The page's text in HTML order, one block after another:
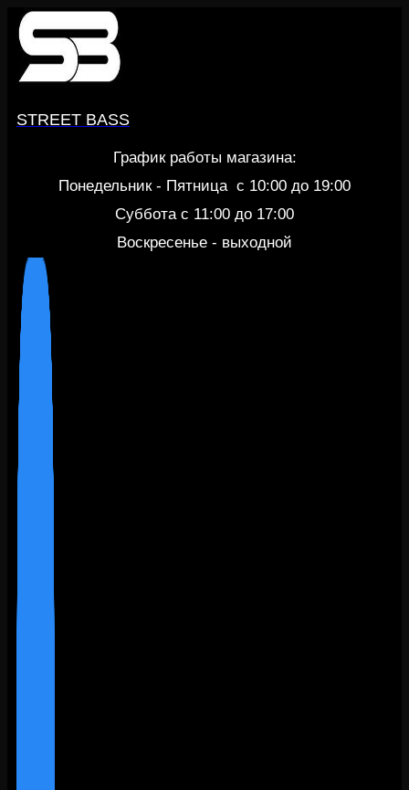
Перейти
содержанию
STREET BASS
График работы магазина:
Понедельник - Пятница c 10:00 до 19:00
Суббота с 11:00 до 17:00
Воскресенье - выходной